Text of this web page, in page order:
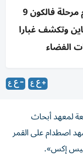
مركبة دانوري توثق آثار اصطدام مرحلة فالكون 9
وتكشف غبارا
الفضاء
لمعهد أبحاث
اصطدام على القمر
إكس».